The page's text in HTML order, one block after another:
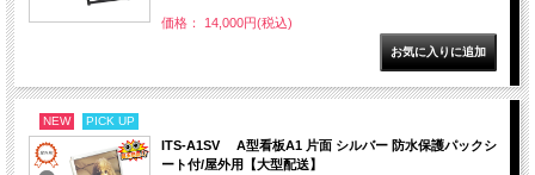
価格： 14,000円(税込)
NEW PICK UP
ITS-A1SV A型看板A1 片面 シルバー 防水保護パックシ
ート付/屋外用【大型配送】